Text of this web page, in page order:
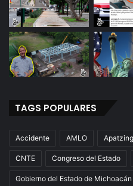
TAGS POPULARES
Accidente AMLO
CNTE Congreso del Estado
Gobierno del Estado de Michoacán